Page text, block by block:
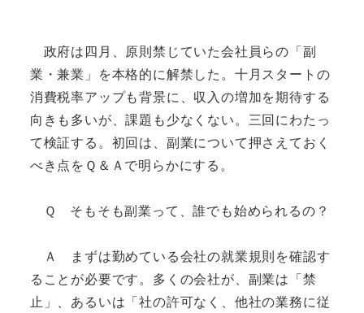
政府は四月、原則禁じていた会社員らの「副
業・兼業」を本格的に解禁した。十月スタートの
消費税率アップも背景に、収入の増加を期待する
向きも多いが、課題も少なくない。三回にわたっ
て検証する。初回は、副業について押さえておく
べき点をＱ＆Ａで明らかにする。
Ｑ そもそも副業って、誰でも始められるの？
Ａ まずは勤めている会社の就業規則を確認す
ることが必要です。多くの会社が、副業は「禁
止」、あるいは「社の許可なく、他社の業務に従